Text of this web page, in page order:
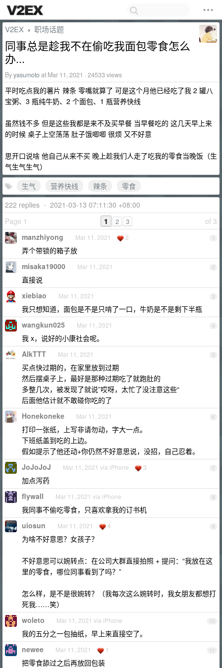
V2EX › 职场话题
同事总是趁我不在偷吃我面包零食怎么
办...
Byyasumotoat Mar 11, 2021 · 24533 views
平时吃点我的薯片 辣条 零嘴就算了 可是这个月他已经吃了我 2 罐八
宝粥、3 瓶纯牛奶、2 个面包、1 瓶营养快线
虽然钱不多 但是这些我都是来不及买早餐 当早餐吃的 这几天早上来
的时候 桌子上空荡荡 肚子饿唧唧 很烦 又不好意
思开口说啥 他自己从来不买 晚上趁我们人走了吃我的零食当晚饭（生
气生气生气）
生气
营养快线 辣条
零食
222 replies • 2021-03-13 07:11:30 +08:00
Page 1
of 3
1 2 3
1
manzhiyong Mar 11, 2021 2
弄个带锁的箱子放
2
misaka19000 Mar 11, 2021
直接说
3
xiebiao Mar 11, 2021
我只想知道，面包是不是只啃了一口，牛奶是不是剩下半瓶
4
wangkun025 Mar 11, 2021
我 x，说好的小康社会呢。
5
AlkTTT Mar 11, 2021
买点快过期的，在家里放到过期
然后摆桌子上，最好是那种过期吃了就跑肚的
多整几次，被发现了就说”哎呀，太忙了没注意这些“
后面他估计就不敢碰你吃的了
6
Honekoneke Mar 11, 2021
打印一张纸，上写非请勿动，字大一点。
下班纸盖到吃的上边。
假如提示了他还动+你仍然不好意思说，没招，自己忍着。
7
JoJoJoJ Mar 11, 2021 via iPhone 3
加点泻药
8
flywall Mar 11, 2021 via iPhone
我同事不偷吃零食，只喜欢拿我的订书机
9
uiosun Mar 11, 2021 4
为啥不好意思？女孩子？
不好意思可以婉转点：在公司大群直接拍照 + 提问：“我放在这
里的零食，哪位同事看到了吗？”
怎么样，是不是很婉转？（我每次这么婉转时，我女朋友都想打
死我……笑）
10
woleto Mar 11, 2021 via iPhone
我的五分之一包抽纸，早上来直接空了。
11
newee Mar 11, 2021 1
把零食舔过之后再放回包装